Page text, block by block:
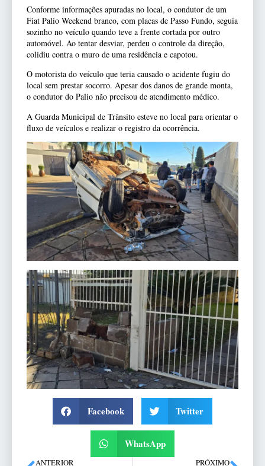
Conforme informações apuradas no local, o condutor de um
Fiat Palio Weekend branco, com placas de Passo Fundo, seguia
sozinho no veículo quando teve a frente cortada por outro
automóvel. Ao tentar desviar, perdeu o controle da direção,
colidiu contra o muro de uma residência e capotou.
O motorista do veículo que teria causado o acidente fugiu do
local sem prestar socorro. Apesar dos danos de grande monta,
o condutor do Palio não precisou de atendimento médico.
A Guarda Municipal de Trânsito esteve no local para orientar o
fluxo de veículos e realizar o registro da ocorrência.
Facebook Twitter
WhatsApp
ANTERIOR PRÓXIMO